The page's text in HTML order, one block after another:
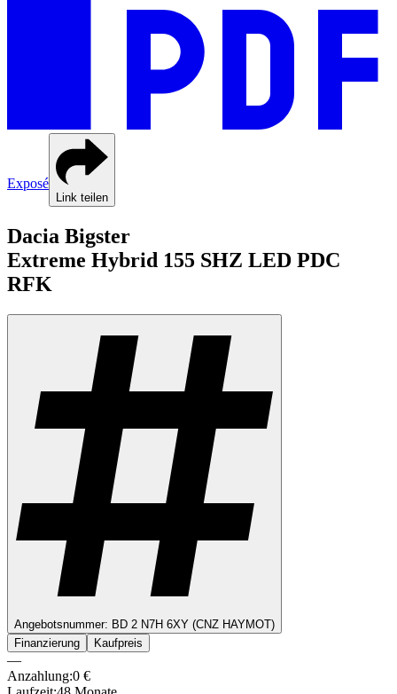
Exposé
Link teilen
Dacia Bigster
Extreme Hybrid 155 SHZ LED PDC
RFK
Angebotsnummer: BD 2 N7H 6XY (CNZ HAYMOT)
Finanzierung
Kaufpreis
—
Anzahlung:0 €